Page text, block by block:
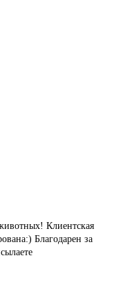
Клиентская
Благодарен за